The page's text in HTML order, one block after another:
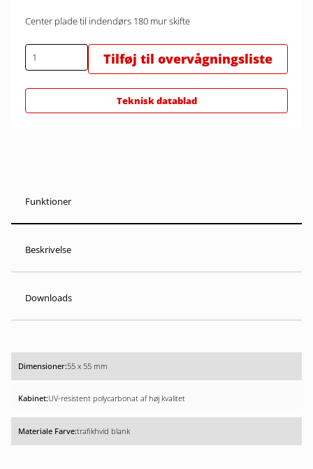
Center plade til indendørs 180 mur skifte
Tilføj til overvågningsliste
Teknisk datablad
Funktioner
Beskrivelse
Downloads
55 x 55 mm
UV-resistent polycarbonat af høj kvalitet
trafikhvid blank